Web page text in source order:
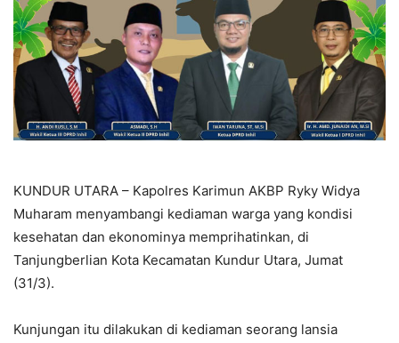
KUNDUR UTARA – Kapolres Karimun AKBP Ryky Widya
Muharam menyambangi kediaman warga yang kondisi
kesehatan dan ekonominya memprihatinkan, di
Tanjungberlian Kota Kecamatan Kundur Utara, Jumat
(31/3).
Kunjungan itu dilakukan di kediaman seorang lansia